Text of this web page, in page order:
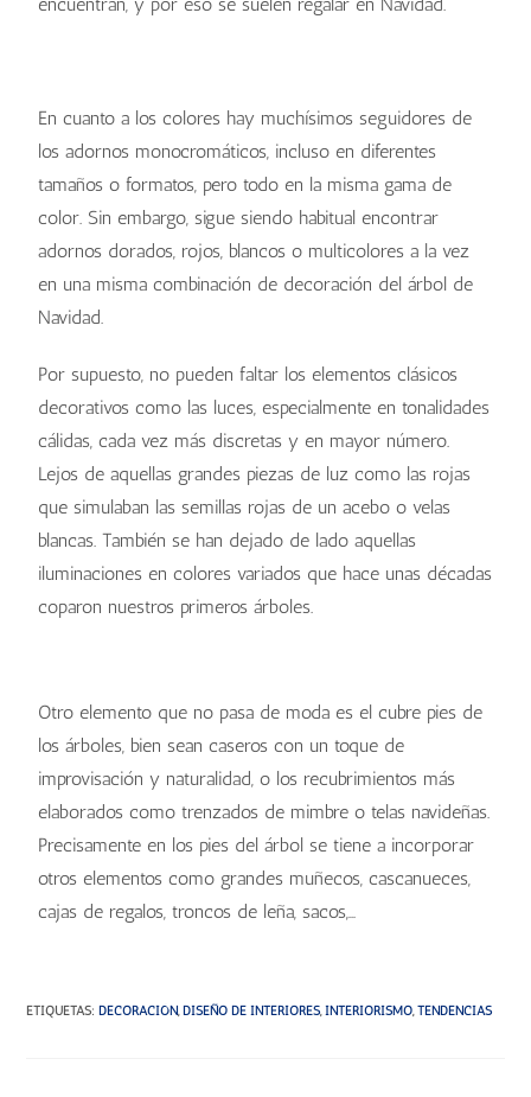
En cuanto a los colores hay muchísimos seguidores de
los adornos monocromáticos, incluso en diferentes
tamaños o formatos, pero todo en la misma gama de
color. Sin embargo, sigue siendo habitual encontrar
adornos dorados, rojos, blancos o multicolores a la vez
en una misma combinación de decoración del árbol de
Navidad.
Por supuesto, no pueden faltar los elementos clásicos
decorativos como las luces, especialmente en tonalidades
cálidas, cada vez más discretas y en mayor número.
Lejos de aquellas grandes piezas de luz como las rojas
que simulaban las semillas rojas de un acebo o velas
blancas. También se han dejado de lado aquellas
iluminaciones en colores variados que hace unas décadas
coparon nuestros primeros árboles.
Otro elemento que no pasa de moda es el cubre pies de
los árboles, bien sean caseros con un toque de
improvisación y naturalidad, o los recubrimientos más
elaborados como trenzados de mimbre o telas navideñas.
Precisamente en los pies del árbol se tiene a incorporar
otros elementos como grandes muñecos, cascanueces,
cajas de regalos, troncos de leña, sacos,…
ETIQUETAS:DECORACIÓN, DISEÑO DE INTERIORES, INTERIORISMO, TENDENCIAS